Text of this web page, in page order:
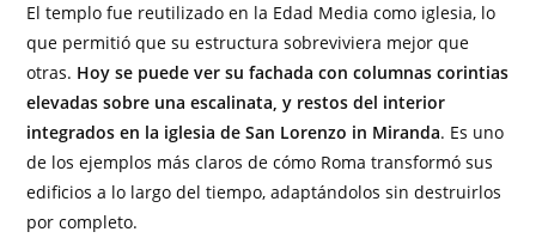
El templo fue reutilizado en la Edad Media como iglesia, lo
que permitió que su estructura sobreviviera mejor que
otras. Hoy se puede ver su fachada con columnas corintias
elevadas sobre una escalinata, y restos del interior
integrados en la iglesia de San Lorenzo in Miranda. Es uno
de los ejemplos más claros de cómo Roma transformó sus
edificios a lo largo del tiempo, adaptándolos sin destruirlos
por completo.